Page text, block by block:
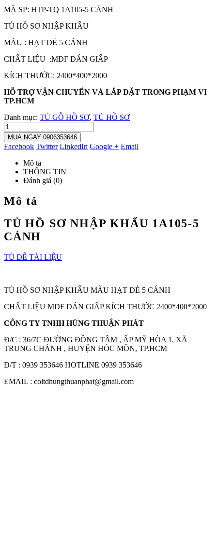
MÃ SP: HTP-TQ 1A105-5 CÁNH
TỦ HỒ SƠ NHẬP KHẨU
MÀU : HẠT DẺ 5 CÁNH
CHẤT LIỆU :MDF DÁN GIẤP
KÍCH THƯỚC: 2400*400*2000
HỖ TRỢ VẬN CHUYỂN VÀ LẮP ĐẶT TRONG PHẠM VI
TP.HCM
Danh mục: TỦ GỖ HỒ SƠ, TỦ HỒ SƠ
MUA NGAY 0906353646
Facebook Twitter LinkedIn Google + Email
Mô tả
THÔNG TIN
Đánh giá (0)
Mô tả
TỦ HỒ SƠ NHẬP KHẨU 1A105-5
CÁNH
TỦ ĐỂ TÀI LIỆU
TỦ HỒ SƠ NHẬP KHẨU MÀU HẠT DẺ 5 CÁNH
CHẤT LIỆU MDF DÁN GIẤP KÍCH THƯỚC 2400*400*2000
CÔNG TY TNHH HÙNG THUẬN PHÁT
Đ/C : 36/7C ĐƯỜNG ĐỒNG TÂM , ẤP MỸ HÒA 1, XÃ
TRUNG CHÁNH , HUYỆN HÓC MÔN, TP.HCM
Đ/T : 0939 353646 HOTLINE 0939 353646
EMAIL : coltdhungthuanphat@gmail.com